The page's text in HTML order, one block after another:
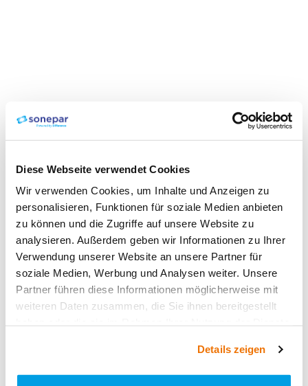
Diese Webseite verwendet Cookies
Wir verwenden Cookies, um Inhalte und Anzeigen zu
personalisieren, Funktionen für soziale Medien anbieten
zu können und die Zugriffe auf unsere Website zu
analysieren. Außerdem geben wir Informationen zu Ihrer
Verwendung unserer Website an unsere Partner für
soziale Medien, Werbung und Analysen weiter. Unsere
Partner führen diese Informationen möglicherweise mit
weiteren Daten zusammen, die Sie ihnen bereitgestellt
Details zeigen